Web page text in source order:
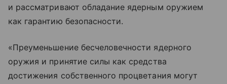
и рассматривают обладание ядерным оружием
как гарантию безопасности.
«Преуменьшение бесчеловечности ядерного
оружия и принятие силы как средства
достижения собственного процветания могут